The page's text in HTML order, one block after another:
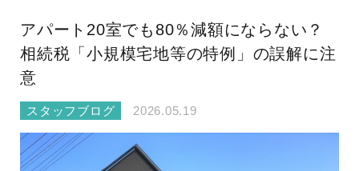
アパート20室でも80％減額にならない？
相続税「小規模宅地等の特例」の誤解に注
意
スタッフブログ 2026.05.19